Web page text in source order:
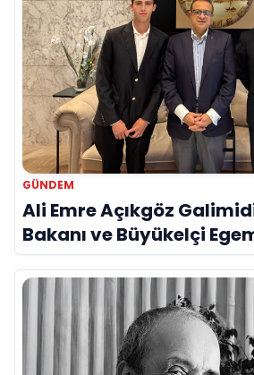
GÜNDEM
Ali Emre Açıkgöz
Bakanı ve Büyükelçi
Bir Araya Geldi